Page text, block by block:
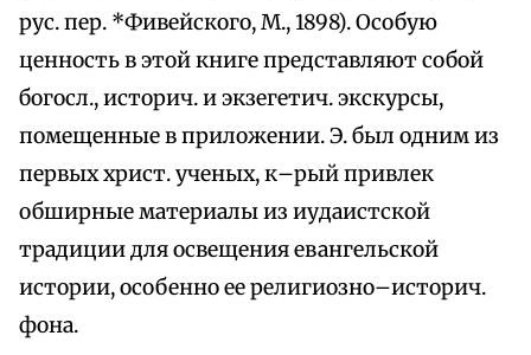
рус. пер. *Фивейского, М., 1898). Особую
ценность в этой книге представляют собой
богосл., историч. и экзегетич. экскурсы,
помещенные в приложении. Э. был одним из
первых христ. ученых, к–рый привлек
обширные материалы из иудаистской
традиции для освещения евангельской
истории, особенно ее религиозно–историч.
фона.